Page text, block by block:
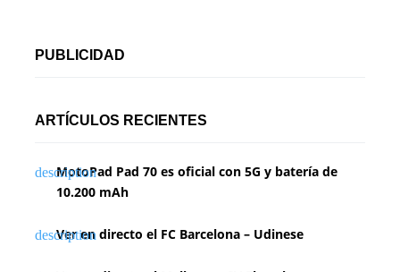
PUBLICIDAD
ARTÍCULOS RECIENTES
MotoPad Pad 70 es oficial con 5G y batería de
10.200 mAh
Ver en directo el FC Barcelona – Udinese